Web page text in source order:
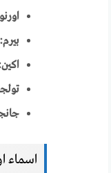
بيرم:
اسماء